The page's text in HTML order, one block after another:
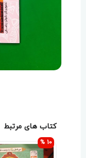
کتاب های مرتبط
10 %